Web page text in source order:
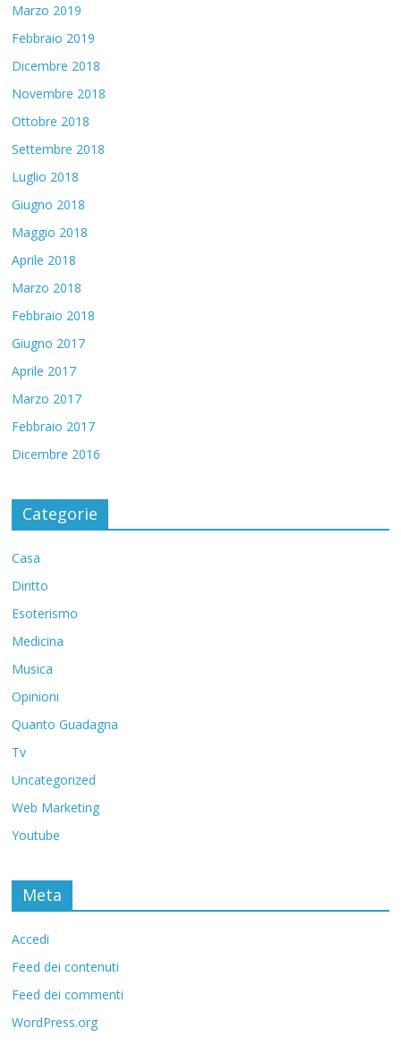
Marzo 2019
Febbraio 2019
Dicembre 2018
Novembre 2018
Ottobre 2018
Settembre 2018
Luglio 2018
Giugno 2018
Maggio 2018
Aprile 2018
Marzo 2018
Febbraio 2018
Giugno 2017
Aprile 2017
Marzo 2017
Febbraio 2017
Dicembre 2016
Categorie
Casa
Diritto
Esoterismo
Medicina
Musica
Opinioni
Quanto Guadagna
Tv
Uncategorized
Web Marketing
Youtube
Meta
Accedi
Feed dei contenuti
Feed dei commenti
WordPress.org